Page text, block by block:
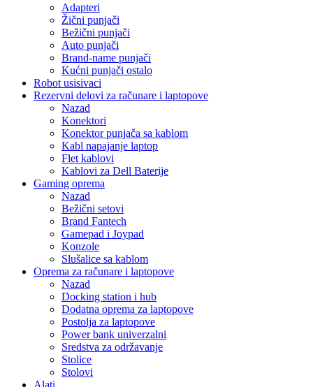
Adapteri
Žični punjači
Bežični punjači
Auto punjači
Brand-name punjači
Kućni punjači ostalo
Robot usisivaci
Rezervni delovi za računare i laptopove
Nazad
Konektori
Konektor punjača sa kablom
Kabl napajanje laptop
Flet kablovi
Kablovi za Dell Baterije
Gaming oprema
Nazad
Bežični setovi
Brand Fantech
Gamepad i Joypad
Konzole
Slušalice sa kablom
Oprema za računare i laptopove
Nazad
Docking station i hub
Dodatna oprema za laptopove
Postolja za laptopove
Power bank univerzalni
Sredstva za održavanje
Stolice
Stolovi